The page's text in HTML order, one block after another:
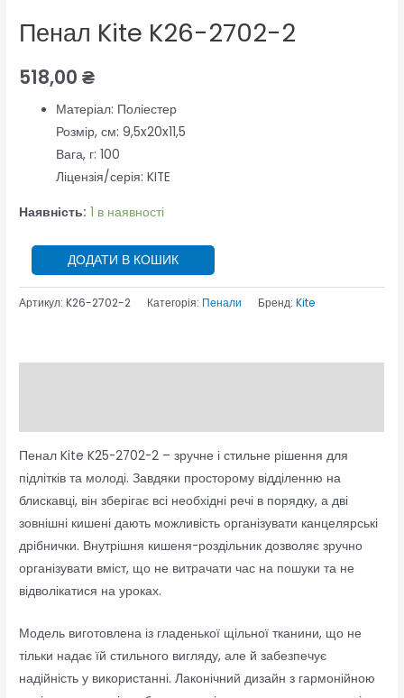
Пенал Kite K26-2702-2
518,00₴
Матеріал: Поліестер
Розмір, см: 9,5x20x11,5
Вага, г: 100
Ліцензія/серія: KITE
Наявність: 1 в наявності
кількість
ДОДАТИ В КОШИК
Артикул:K26-2702-2 Категорія: Пенали Бренд:Kite
Пенал Kite K25-2702-2 – зручне і стильне рішення для
підлітків та молоді. Завдяки просторому відділенню на
блискавці, він зберігає всі необхідні речі в порядку, а дві
зовнішні кишені дають можливість організувати канцелярські
дрібнички. Внутрішня кишеня-роздільник дозволяє зручно
організувати вміст, що не витрачати час на пошуки та не
відволікатися на уроках.
Модель виготовлена із гладенької щільної тканини, що не
тільки надає їй стильного вигляду, але й забезпечує
надійність у використанні. Лаконічний дизайн з гармонійною